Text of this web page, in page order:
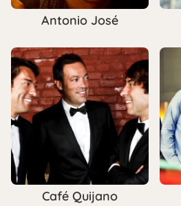
Antonio José
Café Quijano